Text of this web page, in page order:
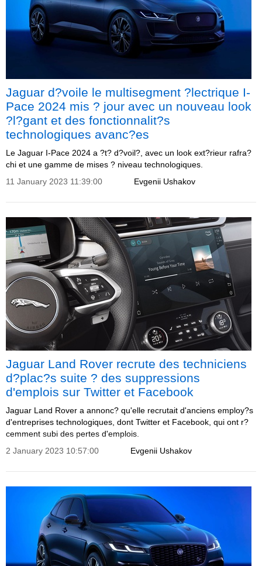
Jaguar d?voile le multisegment ?lectrique I-
Pace 2024 mis ? jour avec un nouveau look
?l?gant et des fonctionnalit?s
technologiques avanc?es
Le Jaguar I-Pace 2024 a ?t? d?voil?, avec un look ext?rieur rafra?
chi et une gamme de mises ? niveau technologiques.
Evgenii Ushakov
11 January 2023 11:39:00
Jaguar Land Rover recrute des techniciens
d?plac?s suite ? des suppressions
d'emplois sur Twitter et Facebook
Jaguar Land Rover a annonc? qu'elle recrutait d'anciens employ?s
d'entreprises technologiques, dont Twitter et Facebook, qui ont r?
cemment subi des pertes d'emplois.
Evgenii Ushakov
2 January 2023 10:57:00